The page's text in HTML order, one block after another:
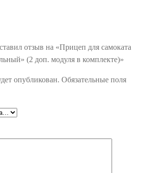
отзыв на «Прицеп для самоката
(2 доп. модуля в комплекте)»
опубликован. Обязательные поля